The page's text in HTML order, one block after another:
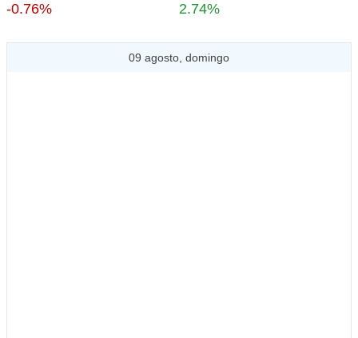
-0.76% 2.74%
09 agosto, domingo